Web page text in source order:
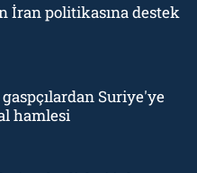
İran politikasına destek
Suriye'ye
hamlesi